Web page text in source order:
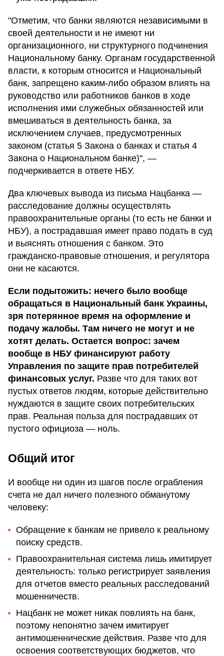
"Отметим, что банки являются независимыми в
своей деятельности и не имеют ни
организационного, ни структурного подчинения
Национальному банку. Органам государственной
власти, к которым относится и Национальный
банк, запрещено каким-либо образом влиять на
руководство или работников банков в ходе
исполнения ими служебных обязанностей или
вмешиваться в деятельность банка, за
исключением случаев, предусмотренных
законом (статья 5 Закона о банках и статья 4
Закона о Национальном банке)", —
подчеркивается в ответе НБУ.
Два ключевых вывода из письма Нацбанка —
расследование должны осуществлять
правоохранительные органы (то есть не банки и
НБУ), а пострадавшая имеет право подать в суд
и выяснять отношения с банком. Это
гражданско-правовые отношения, и регулятора
они не касаются.
Если подытожить: нечего было вообще
обращаться в Национальный банк Украины,
зря потерянное время на оформление и
подачу жалобы. Там ничего не могут и не
хотят делать. Остается вопрос: зачем
вообще в НБУ финансируют работу
Управления по защите прав потребителей
финансовых услуг. Разве что для таких вот
пустых ответов людям, которые действительно
нуждаются в защите своих потребительских
прав. Реальная польза для пострадавших от
пустого официоза — ноль.
Общий итог
И вообще ни один из шагов после ограбления
счета не дал ничего полезного обманутому
человеку:
Обращение к банкам не привело к реальному
поиску средств.
Правоохранительная система лишь имитирует
деятельность: только регистрирует заявления
для отчетов вместо реальных расследований
мошенничеств.
Нацбанк не может никак повлиять на банк,
поэтому непонятно зачем имитирует
антимошеннические действия. Разве что для
освоения соответствующих бюджетов, что